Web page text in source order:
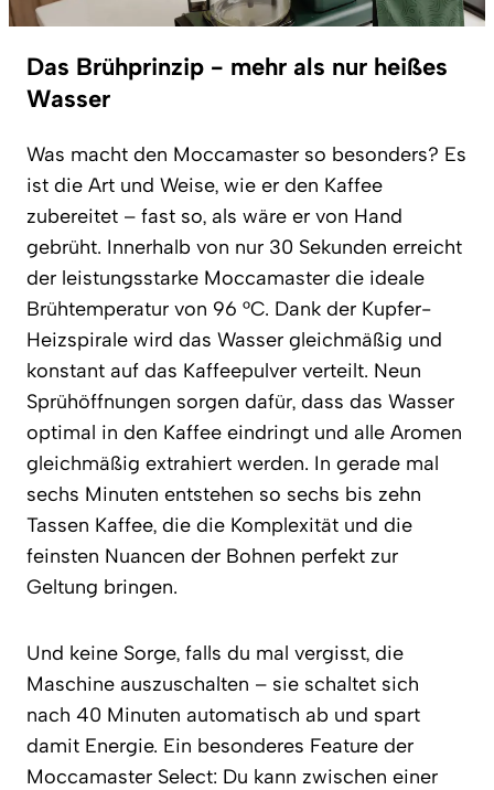
Das Brühprinzip - mehr als nur heißes
Wasser
Was macht den Moccamaster so besonders? Es
ist die Art und Weise, wie er den Kaffee
zubereitet – fast so, als wäre er von Hand
gebrüht. Innerhalb von nur 30 Sekunden erreicht
der leistungsstarke Moccamaster die ideale
Brühtemperatur von 96 °C. Dank der Kupfer-
Heizspirale wird das Wasser gleichmäßig und
konstant auf das Kaffeepulver verteilt. Neun
Sprühöffnungen sorgen dafür, dass das Wasser
optimal in den Kaffee eindringt und alle Aromen
gleichmäßig extrahiert werden. In gerade mal
sechs Minuten entstehen so sechs bis zehn
Tassen Kaffee, die die Komplexität und die
feinsten Nuancen der Bohnen perfekt zur
Geltung bringen.
Und keine Sorge, falls du mal vergisst, die
Maschine auszuschalten – sie schaltet sich
nach 40 Minuten automatisch ab und spart
damit Energie. Ein besonderes Feature der
Moccamaster Select: Du kann zwischen einer